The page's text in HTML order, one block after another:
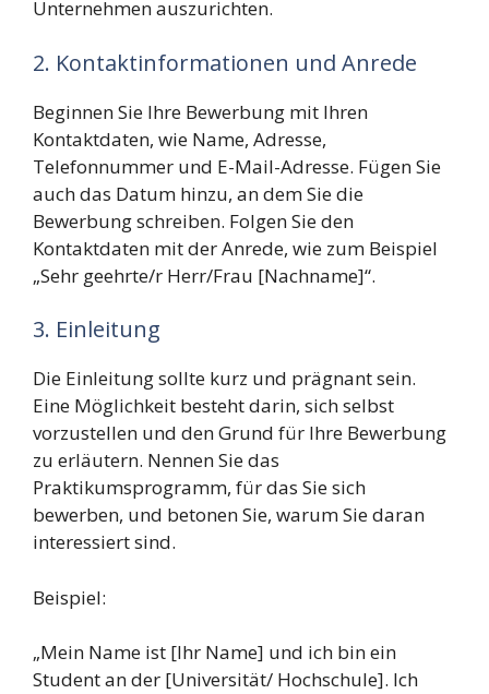
Unternehmen auszurichten.
2. Kontaktinformationen und Anrede
Beginnen Sie Ihre Bewerbung mit Ihren
Kontaktdaten, wie Name, Adresse,
Telefonnummer und E-Mail-Adresse. Fügen Sie
auch das Datum hinzu, an dem Sie die
Bewerbung schreiben. Folgen Sie den
Kontaktdaten mit der Anrede, wie zum Beispiel
„Sehr geehrte/r Herr/Frau [Nachname]“.
3. Einleitung
Die Einleitung sollte kurz und prägnant sein.
Eine Möglichkeit besteht darin, sich selbst
vorzustellen und den Grund für Ihre Bewerbung
zu erläutern. Nennen Sie das
Praktikumsprogramm, für das Sie sich
bewerben, und betonen Sie, warum Sie daran
interessiert sind.
Beispiel:
„Mein Name ist [Ihr Name] und ich bin ein
Student an der [Universität/ Hochschule]. Ich